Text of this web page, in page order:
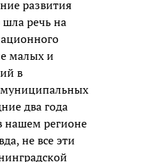
развития
речь на
малых и
в
муниципальных
два года
нашем регионе
не все эти